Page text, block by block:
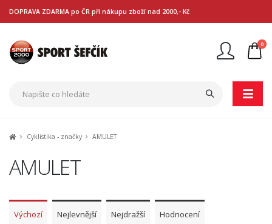
DOPRAVA ZDARMA po ČR při nákupu zboží nad 2000,- Kč
0
Cyklistika - značky AMULET
AMULET
Výchozí Nejlevnější Nejdražší Hodnocení